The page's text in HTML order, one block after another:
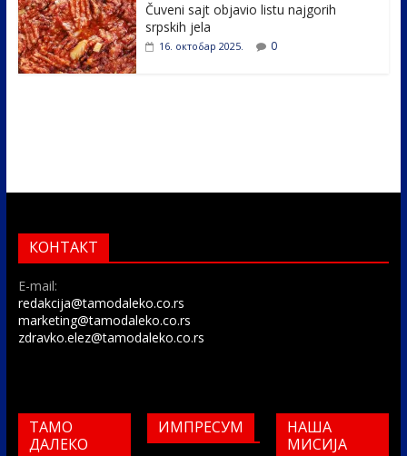
Čuveni sajt objavio listu najgorih
srpskih jela
16. октобар 2025. 0
КОНТАКТ
E-mail:
redakcija@tamodaleko.co.rs
marketing@tamodaleko.co.rs
zdravko.elez@tamodaleko.co.rs
ТАМО
ДАЛЕКО
ИМПРЕСУМ
НАША
МИСИЈА